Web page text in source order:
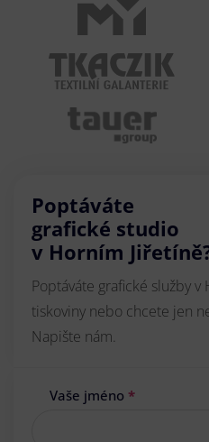
Poptáváte
grafické studio
v Horním
Poptáváte grafické služby
tiskoviny nebo chcete jen
Napište nám.
Vaše jméno *